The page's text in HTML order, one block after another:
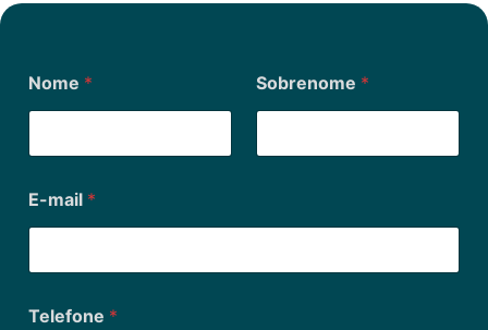
Nome * Sobrenome *
E-mail *
Telefone *